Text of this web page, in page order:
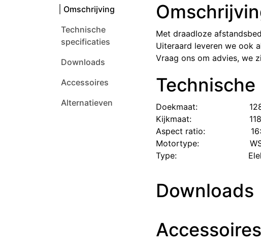
Omschrijving
Technische
specificaties
Downloads
Accessoires
Alternatieven
Met draadloze
Uiteraard leveren we ook
Vraag ons om advies, we
Doekmaat: ​ ​
Kijkmaat: ​
Aspect ratio: ​ ​
Motortype: ​
Type: ​
Downloads
Accessoires